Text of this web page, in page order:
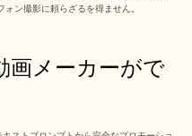
ン撮影に頼らざるを得ません。​
メーカーがで